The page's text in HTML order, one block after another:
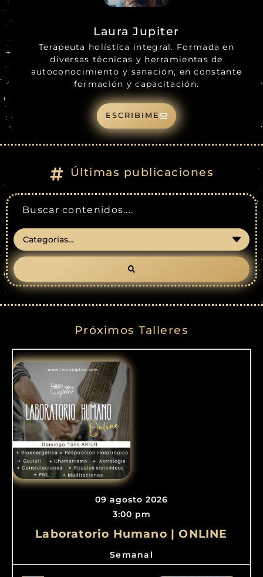
Laura Jupiter
Terapeuta holística integral. Formada en
diversas técnicas y herramientas de
autoconocimiento y sanación, en constante
formación y capacitación.
ESCRIBIME
Últimas publicaciones
Próximos Talleres
09 agosto 2026
3:00 pm
Laboratorio Humano | ONLINE
Semanal